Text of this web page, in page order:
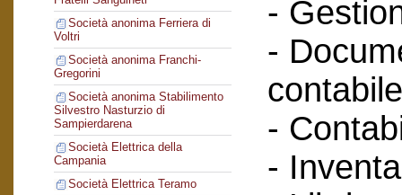
Società anonima Ferriera di
Voltri
Società anonima Franchi-
Gregorini
Società anonima Stabilimento
Silvestro Nasturzio di
Sampierdarena
Società Elettrica della
Campania
Società Elettrica Teramo
-
-
-
-